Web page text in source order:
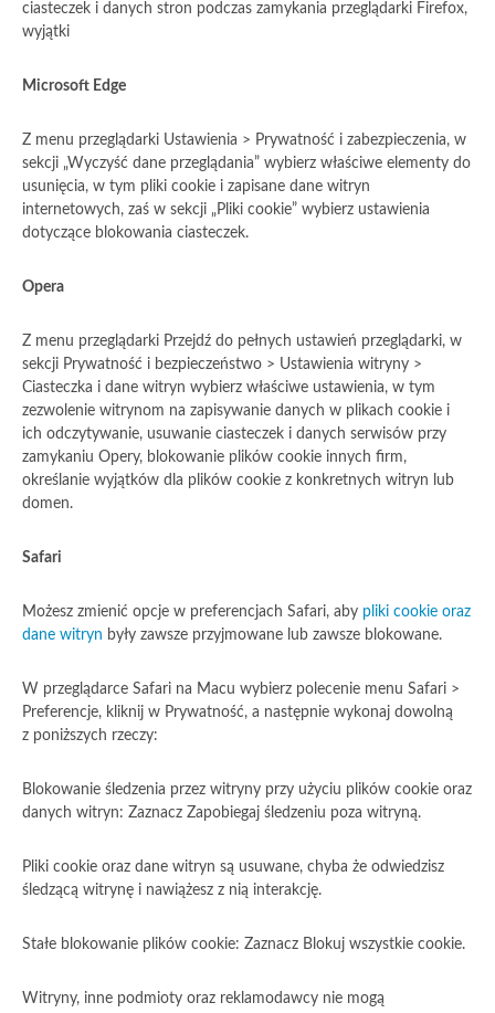
ciasteczek i danych stron podczas zamykania przeglądarki Firefox,
wyjątki
Microsoft Edge
Z menu przeglądarki Ustawienia > Prywatność i zabezpieczenia, w
sekcji „Wyczyść dane przeglądania” wybierz właściwe elementy do
usunięcia, w tym pliki cookie i zapisane dane witryn
internetowych, zaś w sekcji „Pliki cookie” wybierz ustawienia
dotyczące blokowania ciasteczek.
Opera
Z menu przeglądarki Przejdź do pełnych ustawień przeglądarki, w
sekcji Prywatność i bezpieczeństwo > Ustawienia witryny >
Ciasteczka i dane witryn wybierz właściwe ustawienia, w tym
zezwolenie witrynom na zapisywanie danych w plikach cookie i
ich odczytywanie, usuwanie ciasteczek i danych serwisów przy
zamykaniu Opery, blokowanie plików cookie innych firm,
określanie wyjątków dla plików cookie z konkretnych witryn lub
domen.
Safari
Możesz zmienić opcje w preferencjach Safari, aby pliki cookie oraz
dane witryn były zawsze przyjmowane lub zawsze blokowane.
W przeglądarce Safari na Macu wybierz polecenie menu Safari >
Preferencje, kliknij w Prywatność, a następnie wykonaj dowolną
z poniższych rzeczy:
Blokowanie śledzenia przez witryny przy użyciu plików cookie oraz
danych witryn: Zaznacz Zapobiegaj śledzeniu poza witryną.
Pliki cookie oraz dane witryn są usuwane, chyba że odwiedzisz
śledzącą witrynę i nawiążesz z nią interakcję.
Stałe blokowanie plików cookie: Zaznacz Blokuj wszystkie cookie.
Witryny, inne podmioty oraz reklamodawcy nie mogą